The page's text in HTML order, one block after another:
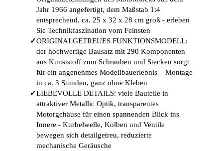
Jahr 1966 angefertigt, dem Maßstab 1:4
entsprechend, ca. 25 x 32 x 28 cm groß - erleben
Sie Technikfaszination vom Feinsten
✓ORIGINALGETREUES FUNKTIONSMODELL:
der hochwertige Bausatz mit 290 Komponenten
aus Kunststoff zum Schrauben und Stecken sorgt
für ein angenehmes Modellbauerlebnis – Montage
in ca. 3 Stunden, ganz ohne Kleben
✓LIEBEVOLLE DETAILS: viele Bauteile in
attraktiver Metallic Optik, transparentes
Motorgehäuse für einen spannenden Blick ins
Innere - Kurbelwelle, Kolben und Ventile
bewegen sich detailgetreu, reduzierte
mechanische Geräusche